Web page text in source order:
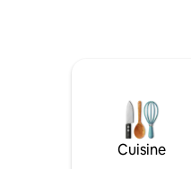
Cuisine